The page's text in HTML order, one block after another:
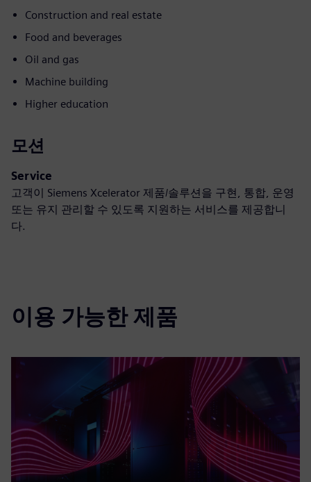
Construction and real estate
Food and beverages
Oil and gas
Machine building
Higher education
모션
Service
고객이 Siemens Xcelerator 제품/솔루션을 구현, 통합, 운영
또는 유지 관리할 수 있도록 지원하는 서비스를 제공합니
다.
이용 가능한 제품